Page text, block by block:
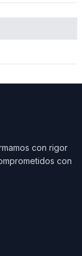
con rigor
con